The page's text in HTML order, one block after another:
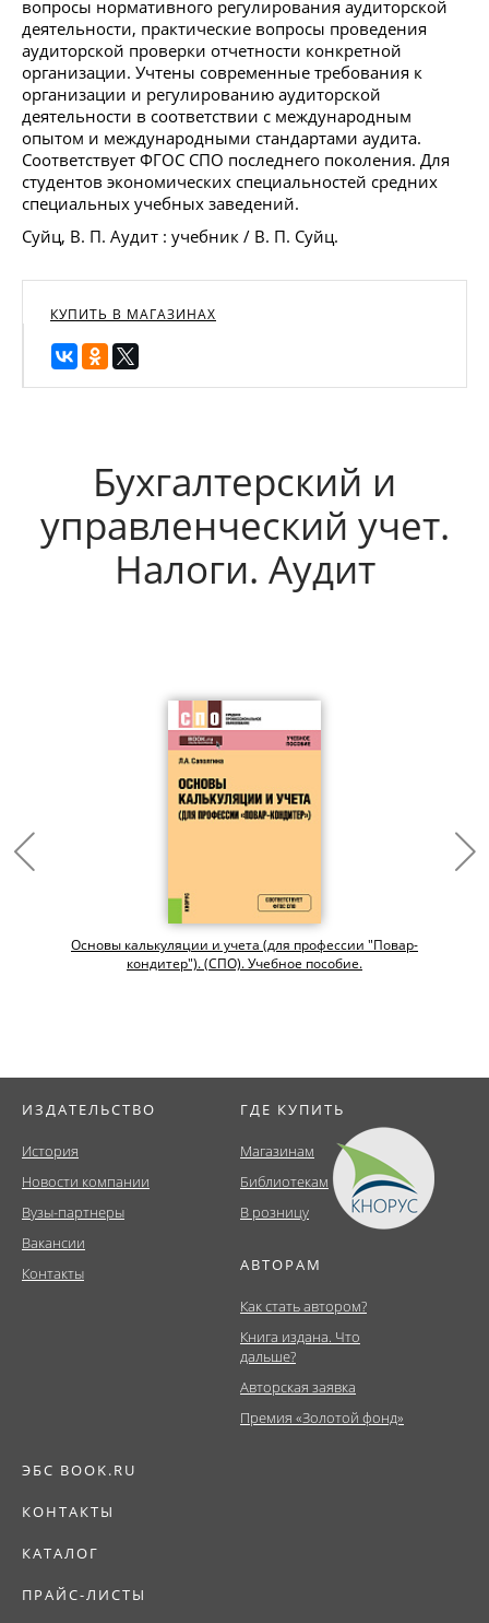
вопросы нормативного регулирования аудиторской
деятельности, практические вопросы проведения
аудиторской проверки отчетности конкретной
организации. Учтены современные требования к
организации и регулированию аудиторской
деятельности в соответствии с международным
опытом и международными стандартами аудита.
Соответствует ФГОС СПО последнего поколения. Для
студентов экономических специальностей средних
специальных учебных заведений.
Суйц, В. П. Аудит : учебник / В. П. Суйц.
КУПИТЬ В МАГАЗИНАХ
Бухгалтерский и
управленческий учет.
Налоги. Аудит
Основы калькуляции и учета (для профессии "Повар-
кондитер"). (СПО). Учебное пособие.
ИЗДАТЕЛЬСТВО
История
Новости компании
Вузы-партнеры
Вакансии
Контакты
ГДЕ КУПИТЬ
Магазинам
Библиотекам
В розницу
АВТОРАМ
Как стать автором?
Книга издана. Что
дальше?
Авторская заявка
Премия «Золотой фонд»
ЭБС BOOK.RU
КОНТАКТЫ
КАТАЛОГ
ПРАЙС-ЛИСТЫ